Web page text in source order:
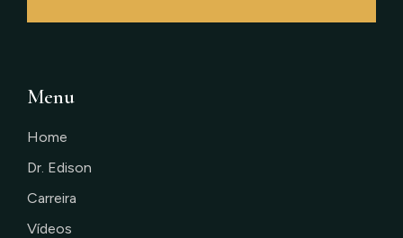
Menu
Home
Dr. Edison
Carreira
Vídeos